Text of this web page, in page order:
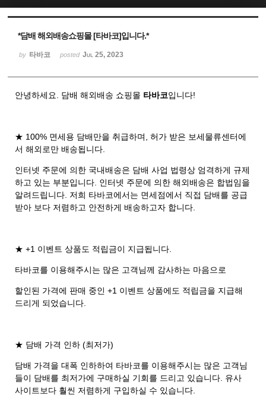
*담배 해외배송쇼핑몰 [타바코]입니다.*
by 타바코 posted Jul 25, 2023
안녕하세요. 담배 해외배송 쇼핑몰 타바코입니다!
★ 100% 면세용 담배만을 취급하며, 허가 받은 보세물류센터에
서 해외로만 배송됩니다.
인터넷 주문에 의한 국내배송은 담배 사업 법령상 엄격하게 규제
하고 있는 부분입니다. 인터넷 주문에 의한 해외배송은 합법임을
알려드립니다. 저희 타바코에서는 면세점에서 직접 담배를 공급
받아 보다 저렴하고 안전하게 배송하고자 합니다.
★ +1 이벤트 상품도 적립금이 지급됩니다.
타바코를 이용해주시는 많은 고객님께 감사하는 마음으로
할인된 가격에 판매 중인 +1 이벤트 상품에도 적립금을 지급해
드리게 되었습니다.
★ 담배 가격 인하 (최저가)
담배 가격을 대폭 인하하여 타바코를 이용해주시는 많은 고객님
들이 담배를 최저가에 구매하실 기회를 드리고 있습니다. 유사
사이트보다 훨씬 저렴하게 구입하실 수 있습니다.
Sketchbook5, 스케치북5